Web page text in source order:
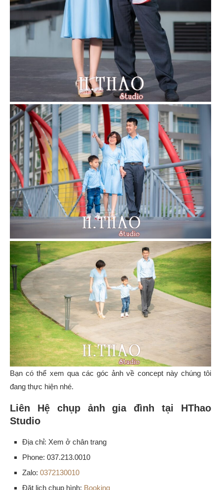
Bạn có thể xem qua các góc ảnh về concept này chúng tôi
đang thực hiện nhé.
Liên Hệ chụp ảnh gia đình tại HThao
Studio
Địa chỉ: Xem ở chân trang
Phone: 037.213.0010
Zalo: 0372130010
Đặt lịch chụp hình: Booking